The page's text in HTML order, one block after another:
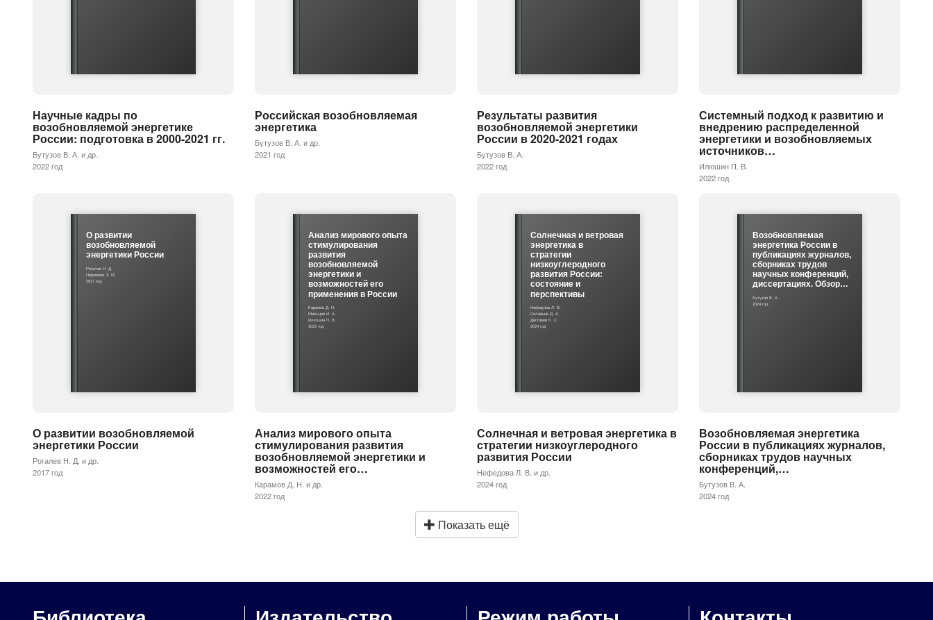
Научные кадры по
возобновляемой энергетике
России: подготовка в 2000-2021 гг.
Бутузов В. А. и др.
2022 год
Российская возобновляемая
энергетика
Бутузов В. А. и др.
2021 год
Результаты развития
возобновляемой энергетики
России в 2020-2021 годах
Бутузов В. А.
2022 год
Системный подход к развитию и
внедрению распределенной
энергетики и возобновляемых
источников…
Илюшин П. В.
2022 год
О развитии
возобновляемой
энергетики России
Рогалев Н. Д.
Перминов Э. М.
2017 год
О развитии возобновляемой
энергетики России
Рогалев Н. Д. и др.
2017 год
Анализ мирового опыта
стимулирования
развития
возобновляемой
энергетики и
возможностей его
применения в России
Карамов Д. Н.
Мальцев И. А.
Илюшин П. В.
2022 год
Анализ мирового опыта
стимулирования развития
возобновляемой энергетики и
возможностей его…
Карамов Д. Н. и др.
2022 год
Солнечная и ветровая
энергетика в
стратегии
низкоуглеродного
развития России:
состояние и
перспективы
Нефедова Л. В.
Соловьев Д. А.
Дегтярев К. С.
2024 год
Солнечная и ветровая энергетика в
стратегии низкоуглеродного
развития России
Нефедова Л. В. и др.
2024 год
Возобновляемая
энергетика России в
публикациях журналов,
сборниках трудов
научных конференций,
диссертациях. Обзор…
Бутузов В. А.
2024 год
Возобновляемая энергетика
России в публикациях журналов,
сборниках трудов научных
конференций,…
Бутузов В. А.
2024 год
Показать ещё